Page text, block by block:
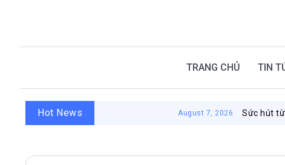
TRANG CHỦ TIN
Hot News August 7, 2026 Sức hút từ nhà